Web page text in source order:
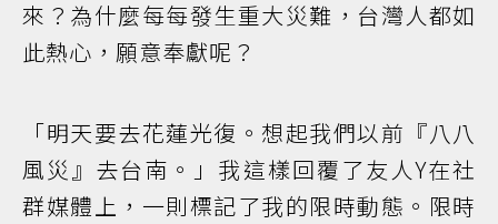
來？為什麼每每發生重大災難，台灣人都如
此熱心，願意奉獻呢？
「明天要去花蓮光復。想起我們以前『八八
風災』去台南。」我這樣回覆了友人Y在社
群媒體上，一則標記了我的限時動態。限時